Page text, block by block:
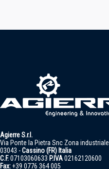
Agierre S.r.l.
Via Ponte la Pietra Snc Zona industriale
03043 -Cassino (FR) Italia
C.F.07103060633 P.IVA02162120600
Fax:+39 0776 364 005